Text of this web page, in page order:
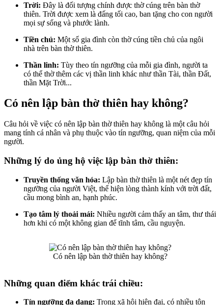
Trời: Đây là đối tượng chính được thờ cúng trên bàn thờ
thiên. Trời được xem là đấng tối cao, ban tặng cho con người
mọi sự sống và phước lành.
Tiền chủ: Một số gia đình còn thờ cúng tiền chủ của ngôi
nhà trên bàn thờ thiên.
Thần linh: Tùy theo tín ngưỡng của mỗi gia đình, người ta
có thể thờ thêm các vị thần linh khác như thần Tài, thần Đất,
thần Mặt Trời...
Có nên lập bàn thờ thiên hay không?
Câu hỏi về việc có nên lập bàn thờ thiên hay không là một câu hỏi
mang tính cá nhân và phụ thuộc vào tín ngưỡng, quan niệm của mỗi
người.
Những lý do ủng hộ việc lập bàn thờ thiên:
Truyền thống văn hóa: Lập bàn thờ thiên là một nét đẹp tín
ngưỡng của người Việt, thể hiện lòng thành kính với trời đất,
cầu mong bình an, hạnh phúc.
Tạo tâm lý thoải mái: Nhiều người cảm thấy an tâm, thư thái
hơn khi có một không gian để tĩnh tâm, cầu nguyện.
Có nên lập bàn thờ thiên hay không?
Những quan điểm khác trái chiều:
Tín ngưỡng đa dạng: Trong xã hội hiện đại, có nhiều tôn